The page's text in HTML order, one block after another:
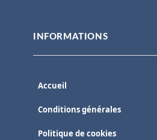
INFORMATIONS
Accueil
Conditions générales
Politique de cookies